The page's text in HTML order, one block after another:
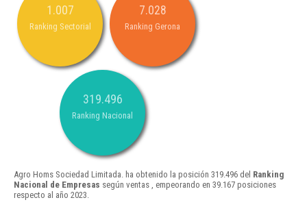
1.007
Ranking Sectorial
7.028
Ranking Gerona
319.496
Ranking Nacional
Agro Homs Sociedad Limitada. ha obtenido la posición 319.496 del Ranking
Nacional de Empresas según ventas , empeorando en 39.167 posiciones
respecto al año 2023.